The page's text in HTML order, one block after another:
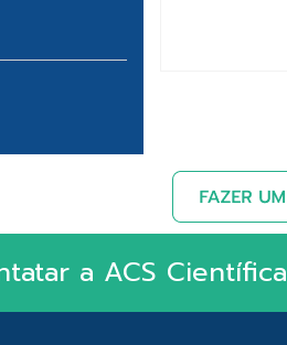
a ACS Científica